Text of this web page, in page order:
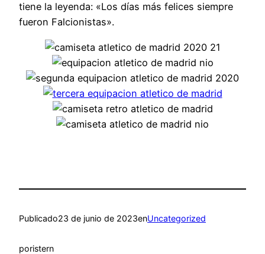
tiene la leyenda: «Los días más felices siempre
fueron Falcionistas».
Publicado23 de junio de 2023enUncategorized
poristern